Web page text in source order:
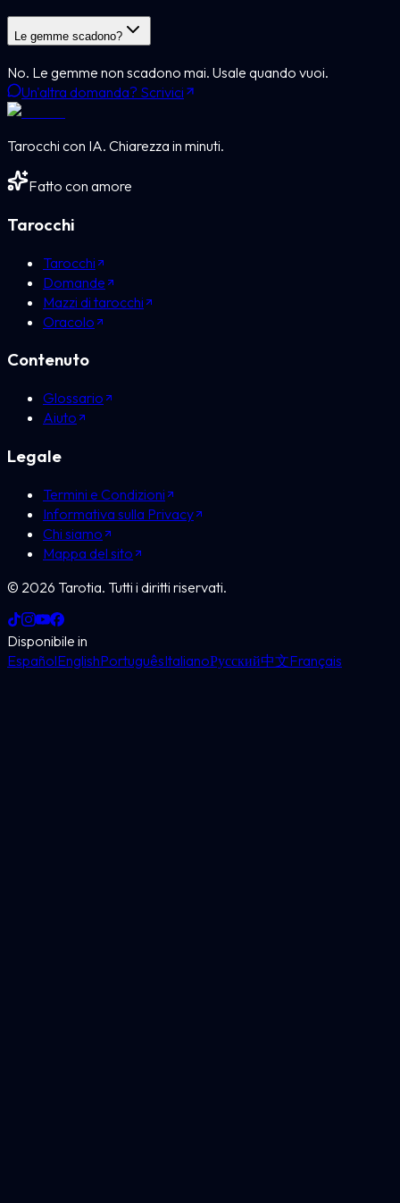
Le gemme scadono?
No. Le gemme non scadono mai. Usale quando vuoi.
Un'altra domanda? Scrivici
Tarocchi con IA. Chiarezza in minuti.
Fatto con amore
Tarocchi
Tarocchi
Domande
Mazzi di tarocchi
Oracolo
Contenuto
Glossario
Aiuto
Legale
Termini e Condizioni
Informativa sulla Privacy
Chi siamo
Mappa del sito
© 2026 Tarotia. Tutti i diritti riservati.
Disponibile in
EspañolEnglishPortuguêsItalianoРусский中文Français